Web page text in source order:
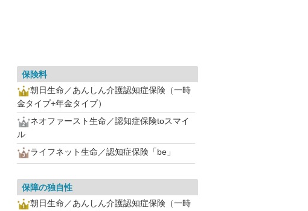
保険料
朝日生命／あんしん介護認知症保険（一時
金タイプ+年金タイプ）
ネオファースト生命／認知症保険toスマイ
ル
ライフネット生命／認知症保険「be」
保障の独自性
朝日生命／あんしん介護認知症保険（一時